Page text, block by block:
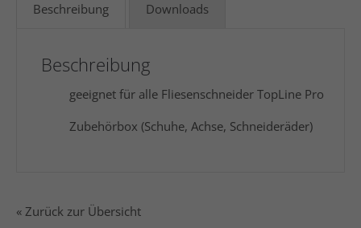
Beschreibung Downloads
Beschreibung
geeignet für alle Fliesenschneider TopLine Pro
Zubehörbox (Schuhe, Achse, Schneideräder)
« Zurück zur Übersicht